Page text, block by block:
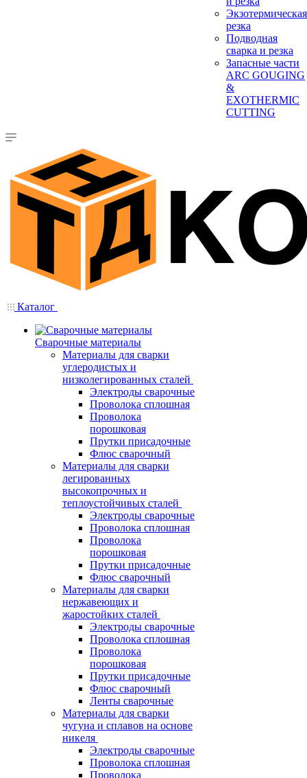
Экзотермическая
резка
Подводная
сварка и резка
Запасные части
ARC GOUGING
&
EXOTHERMIC
CUTTING
Каталог
Сварочные материалы
Материалы для сварки
углеродистых и
низколегированных сталей
Электроды сварочные
Проволока сплошная
Проволока
порошковая
Прутки присадочные
Флюс сварочный
Материалы для сварки
легированных
высокопрочных и
теплоустойчивых сталей
Электроды сварочные
Проволока сплошная
Проволока
порошковая
Прутки присадочные
Флюс сварочный
Материалы для сварки
нержавеющих и
жаростойких сталей
Электроды сварочные
Проволока сплошная
Проволока
порошковая
Прутки присадочные
Флюс сварочный
Ленты сварочные
Материалы для сварки
чугуна и сплавов на основе
никеля
Электроды сварочные
Проволока сплошная
Проволока